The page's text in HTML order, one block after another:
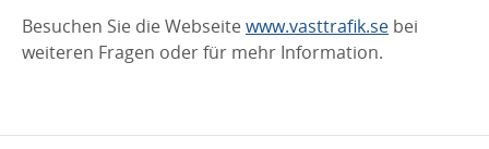
Besuchen Sie die Webseitewww.vasttrafik.se bei
weiteren Fragen oder für mehr Information.